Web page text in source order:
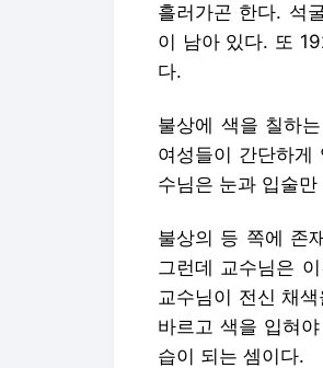
흘러가곤 한다. 석
이 남아 있다. 또
다.
불상에 색을 칠하
여성들이 간단하게
수님은 눈과 입술
불상의 등 쪽에 존
그런데 교수님은
교수님이 전신 채
바르고 색을 입혀
습이 되는 셈이다.